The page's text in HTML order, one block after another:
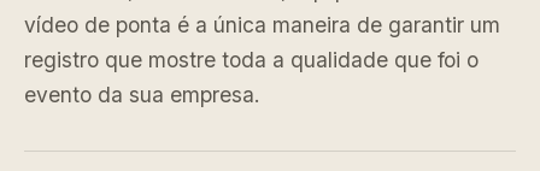
vídeo de ponta é a única maneira de garantir um
registro que mostre toda a qualidade que foi o
evento da sua empresa.